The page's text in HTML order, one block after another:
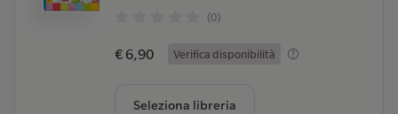
(0)
€ 6,90 Verifica disponibilità
Seleziona libreria